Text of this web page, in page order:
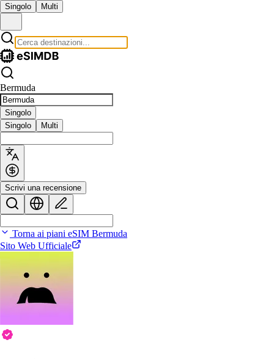
Singolo Multi
Bermuda
Singolo
Singolo
Multi
Scrivi una recensione
Torna ai piani eSIM Bermuda
Sito Web Ufficiale